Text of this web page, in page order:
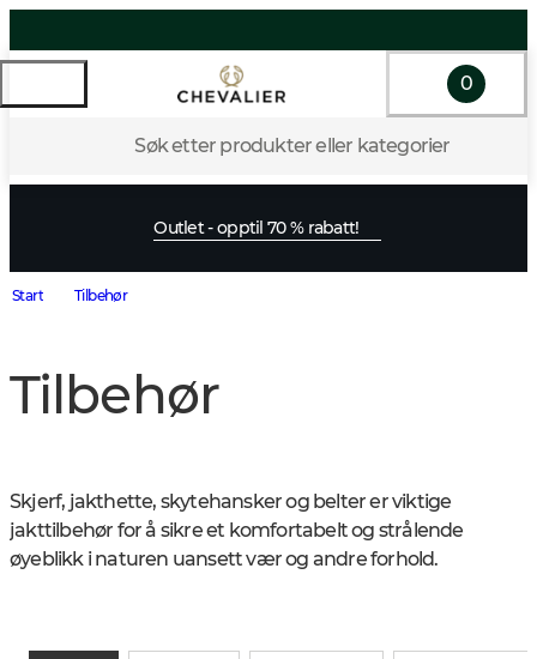
Søk etter produkter eller kategorier
0
Outlet - opptil 70 % rabatt!
Start Tilbehør
Tilbehør
Skjerf, jakthette, skytehansker og belter er viktige
jakttilbehør for å sikre et komfortabelt og strålende
øyeblikk i naturen uansett vær og andre forhold.